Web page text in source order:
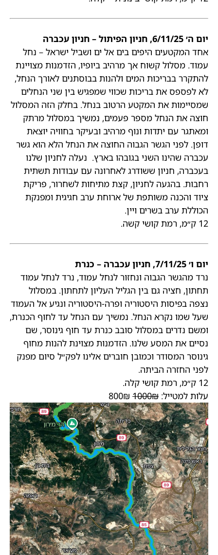
יום ה׳ 6/11/25, חניון הפיתול – חניון עכברה
אחד המקטעים היפים בים אל ים ושביל ישראל – נחל
עמוד. מסלול קשוח אך מרהיב ביופיו, הזדמנות מצויינת
להתקרר בבריכות המים ולהנות בבוסתנים לאורך הנחל,
לא לפספס את בריכות שכווי שמפגיש בין שני הנחלים
שמסיימות את המקטע הרטוב בנחל. בחלק הזה המסלול
חוצה את הנחל מספר פעמים, נמשיך במסלול מרתק
ומאתגר עם יתדות ונוף מרהיב ובעיקר בחוויה יוצאת
דופן. לפני הגשר הגבוה החוצה את הנחל הלא הוא גשר
עכברה שהינו השני בגובהו בארץ. נעלה לחניון שלנו
בעכברה, חניון ששודרג לאחרונה עם עבודות תשתית
רחבות. בהגעה לחניון, קצת מתיחות לשחרור, פריקת
ציוד והכנה משותפת של ארוחת ערב חגיגית ומפנקת
הכוללת ערב בשרים ויין.
12 ק״מ, רמת קושי קשה.
יום ו׳ 7/11/25, חניון עכברה – כנרת
נרד מהגשר הגבוה ונחזור לנחל עמוד, נרד לנחל עמוד
תחתון, חציה גם בין הגליל העליון לתחתון. במסלול
נצפה בפיסות היסטוריה ופרה-היסטוריה ונגיע אל העמוד
שעל שמו נקרא הנחל. נמשיך עם הנחל עד לחוף הכנרת,
ומשם נדרים במסלול סובב כנרת עד חוף גינוסר, שם
נסיים את המסע שלנו. הזדמנות מצוינת להנות מחוף
גינוסר המסודר וכמובן חוברים אלינו לפק״ל סיום מפנק
לפני החזרה הביתה.
12 ק״מ, רמת קושי קלה.
עלות למטייל: 1000₪